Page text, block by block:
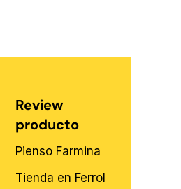
Review
producto
Pienso Farmina
Tienda en Ferrol